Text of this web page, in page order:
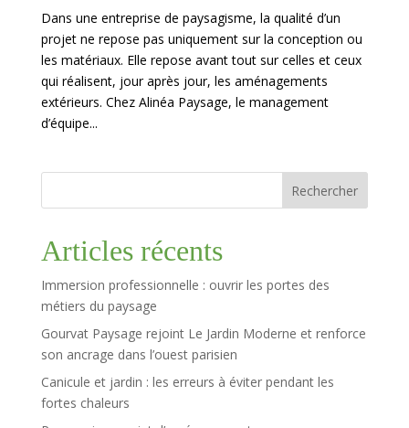
Dans une entreprise de paysagisme, la qualité d’un
projet ne repose pas uniquement sur la conception ou
les matériaux. Elle repose avant tout sur celles et ceux
qui réalisent, jour après jour, les aménagements
extérieurs. Chez Alinéa Paysage, le management
d’équipe...
Rechercher
Articles récents
Immersion professionnelle : ouvrir les portes des
métiers du paysage
Gourvat Paysage rejoint Le Jardin Moderne et renforce
son ancrage dans l’ouest parisien
Canicule et jardin : les erreurs à éviter pendant les
fortes chaleurs